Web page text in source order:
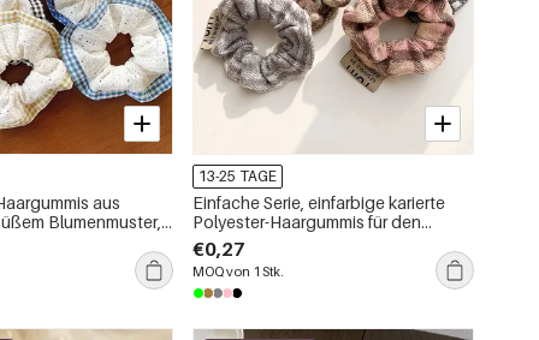
aus
Blumenmuster,
Polka Dots
13-25 TAGE
Einfache Serie, einfarbige karierte
Polyester-Haargummis für den
täglichen Gebrauch
€0,27
MOQ von 1 Stk.